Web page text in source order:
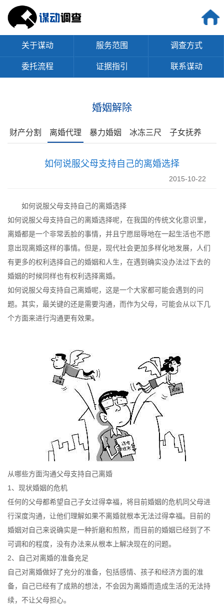
关于谋动 服务范围 调查方式
委托流程 证据指引 联系谋动
婚姻解除
财产分割 离婚代理 暴力婚姻 冰冻三尺 子女抚养
如何说服父母支持自己的离婚选择
2015-10-22
如何说服父母支持自己的离婚选择
如何说服父母支持自己的离婚选择呢，在我国的传统文化意识里，
离婚都是一个非常丢脸的事情，并且宁愿屈辱地在一起生活也不愿
意出现离婚这样的事情。但是，现代社会更加多样化地发展，人们
有更多的权利选择自己的婚姻和人生，在遇到确实没办法过下去的
婚姻的时候同样也有权利选择离婚。
如何说服父母支持自己离婚呢，这是一个大家都可能会遇到的问
题。其实，最关键的还是需要沟通，而作为父母，可能会从以下几
个方面来进行沟通更有效果。
从哪些方面沟通父母支持自己离婚
1、现状婚姻的危机
任何的父母都希望自己子女过得幸福，将目前婚姻的危机同父母进
行深度沟通，让他们理解如果不离婚就根本无法过得幸福。目前的
婚姻对自己来说确实是一种折磨和煎熬，而目前的婚姻已经到了不
可调和的程度，没有办法来从根本上解决现在的问题。
2、自己对离婚的准备充足
自己对离婚做好了充分的准备，包括感情、孩子和经济方面的准
备，自己已经有了成熟的想法，不会因为离婚而造成生活的无法持
续，不让父母担心。